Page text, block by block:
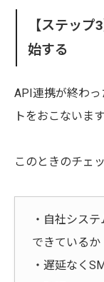
【ステッ
始する
API連携が終わ
トをおこないます
このときのチェ
・自社シス
できているか
・遅延なく